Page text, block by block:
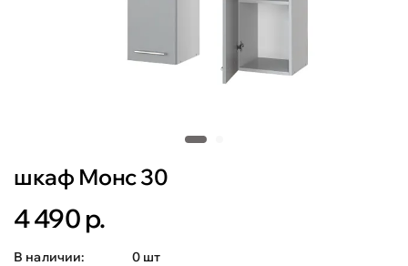
шкаф Монс 30
4 490 р.
В наличии:
0 шт